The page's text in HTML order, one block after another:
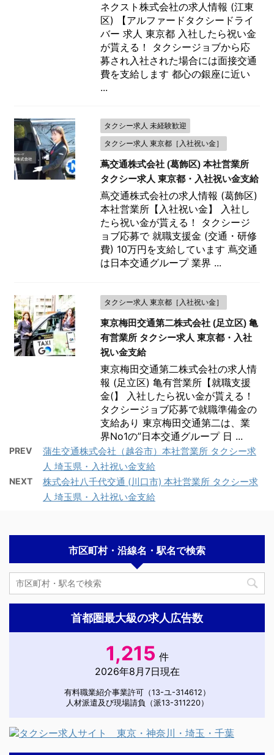
ネクスト株式会社の求人情報 (江東
区) 【アルファードタクシードライ
バー 求人 東京都 入社したら祝い金
が貰える！ タクシージョブから応
募され入社された場合には面接交通
費を支給します 都心の銀座に近い
...
タクシー求人 未経験歓迎
タクシー求人 東京都［入社祝い金］
蔦交通株式会社 (葛飾区) 本社営業所
タクシー求人 東京都・入社祝い金支給
蔦交通株式会社の求人情報 (葛飾区)
本社営業所【入社祝い金】 入社し
たら祝い金が貰える！ タクシージ
ョブ応募で 就職支援金 (交通・研修
費) 10万円を支給しています 蔦交通
は日本交通グループ 業界 ...
タクシー求人 東京都［入社祝い金］
東京梅田交通第二株式会社 (足立区) 亀
有営業所 タクシー求人 東京都・入社
祝い金支給
東京梅田交通第二株式会社の求人情
報 (足立区) 亀有営業所【就職支援
金(】 入社したら祝い金が貰える！
タクシージョブ応募で就職準備金の
支給あり 東京梅田交通第二は、業
界No1の”日本交通グループ 日 ...
PREV
蒲生交通株式会社（越谷市）本社営業所 タクシー求
人 埼玉県・入社祝い金支給
NEXT
株式会社八千代交通 (川口市) 本社営業所 タクシー求
人 埼玉県・入社祝い金支給
市区町村・沿線名・駅名で検索
首都圏最大級の求人広告数
1,215 件
2026年8月7日現在
有料職業紹介事業許可（13-ユ-314612）
人材派遣及び現場請負（派13-311220）